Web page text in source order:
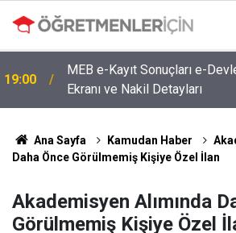
09:02
4 Branşta Öğretmenleri Norm
Bekliyor!
Ana Sayfa Kamudan Haber
Daha Önce Görülmemiş Kişiye Özel İlan
Akademisyen Alımında
Görülmemiş Kişiye Özel